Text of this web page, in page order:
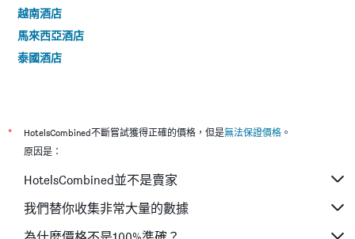
越南酒店
馬來西亞酒店
泰國酒店
* HotelsCombined不斷嘗試獲得正確的價格，但是無法保證價格 。
原因是：
HotelsCombined並不是賣家
我們替你收集非常大量的數據